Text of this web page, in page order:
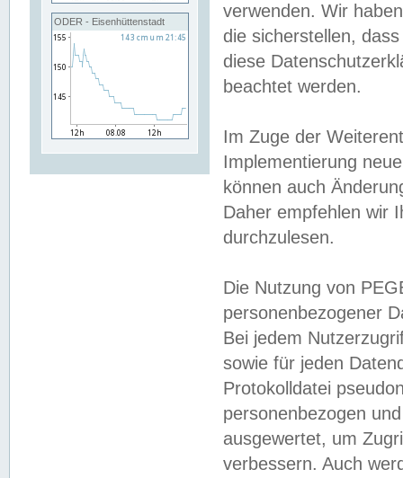
ODER - Eisenhüttenstadt
verwenden. Wir
die sicherstellen,
diese
beachtet werden.
Im Zuge der
Implementierung
können auch
Daher empfehlen wir
durchzulesen.
Die Nutzung von
personenbezogener
Bei jedem
sowie für jeden
Protokolldatei
personenbezogen
ausgewertet, um
verbessern. Auch